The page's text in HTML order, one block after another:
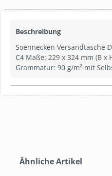
Beschreibung
Soennecken Versandtasche
C4 Maße: 229 x 324 mm (B x
Grammatur: 90 g/m² mit
Produktgalerie überspringen
Ähnliche Artikel